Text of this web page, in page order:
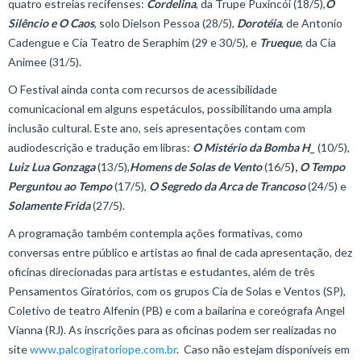
quatro estreias recifenses: Cordelina, da Trupe Puxincói (18/5),O
Silêncio e O Caos, solo Dielson Pessoa (28/5), Dorotéia, de Antonio
Cadengue e Cia Teatro de Seraphim (29 e 30/5), e Trueque, da Cia
Animee (31/5).
O Festival ainda conta com recursos de acessibilidade
comunicacional em alguns espetáculos, possibilitando uma ampla
inclusão cultural. Este ano, seis apresentações contam com
audiodescrição e tradução em libras: OMistérioda Bomba H_ (10/5),
Luiz Lua Gonzaga(13/5),Homens de Solas de Vento(16/5), O Tempo
Perguntou ao Tempo(17/5), O Segredo da Arca de Trancoso(24/5) e
Solamente Frida(27/5).
A programação também contempla ações formativas, como
conversas entre público e artistas ao final de cada apresentação, dez
oficinas direcionadas para artistas e estudantes, além de três
Pensamentos Giratórios, com os grupos Cia de Solas e Ventos (SP),
Coletivo de teatro Alfenin (PB) e com a bailarina e coreógrafa Angel
Vianna (RJ). As inscrições para as oficinas podem ser realizadas no
sitewww.palcogiratoriope.com.br. Caso não estejam disponíveis em